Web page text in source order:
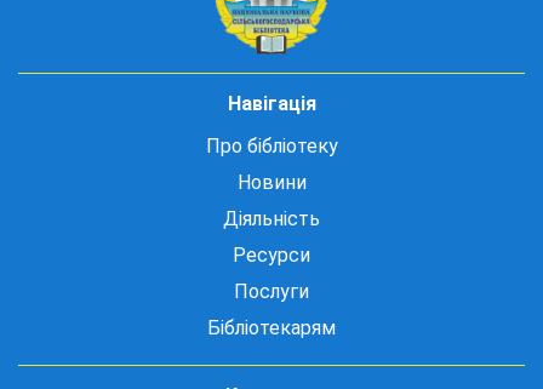
Навігація
Про бібліотеку
Новини
Діяльність
Ресурси
Послуги
Бібліотекарям